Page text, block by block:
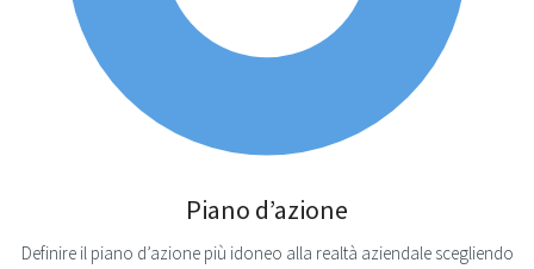
Piano d’azione
Definire il piano d’azione più idoneo alla realtà aziendale scegliendo